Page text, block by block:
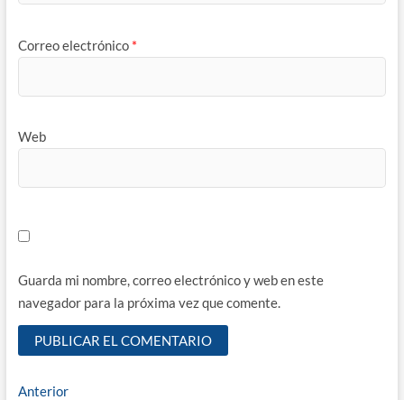
Correo electrónico *
Web
Guarda mi nombre, correo electrónico y web en este
navegador para la próxima vez que comente.
AnteriorEntrada